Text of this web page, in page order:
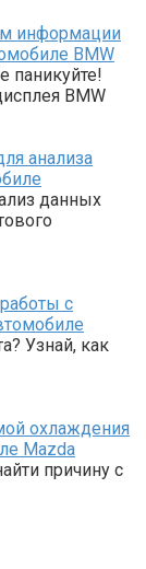
информации
BMW
паникуйте!
BMW
анализа
данных
с
Узнай, как
охлаждения
Mazda
причину с